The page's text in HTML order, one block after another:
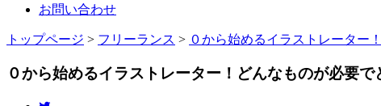
お問い合わせ
トップページ > フリーランス > ０から始めるイラストレーター
０から始めるイラストレーター！どんなものが必要